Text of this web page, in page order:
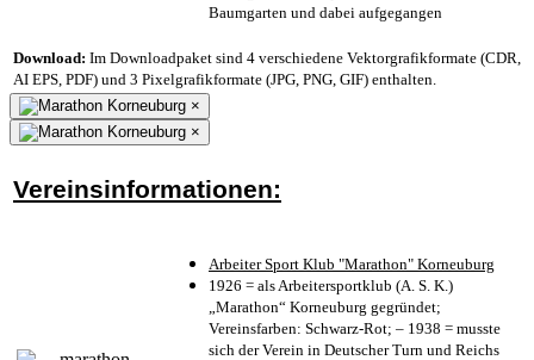
Baumgarten und dabei aufgegangen
Download: Im Downloadpaket sind 4 verschiedene Vektorgrafikformate (CDR,
AI EPS, PDF) und 3 Pixelgrafikformate (JPG, PNG, GIF) enthalten.
×
×
Vereinsinformationen:
Arbeiter Sport Klub "Marathon" Korneuburg
1926 = als Arbeitersportklub (A. S. K.)
„Marathon“ Korneuburg gegründet;
Vereinsfarben: Schwarz-Rot; – 1938 = musste
sich der Verein in Deutscher Turn und Reichs